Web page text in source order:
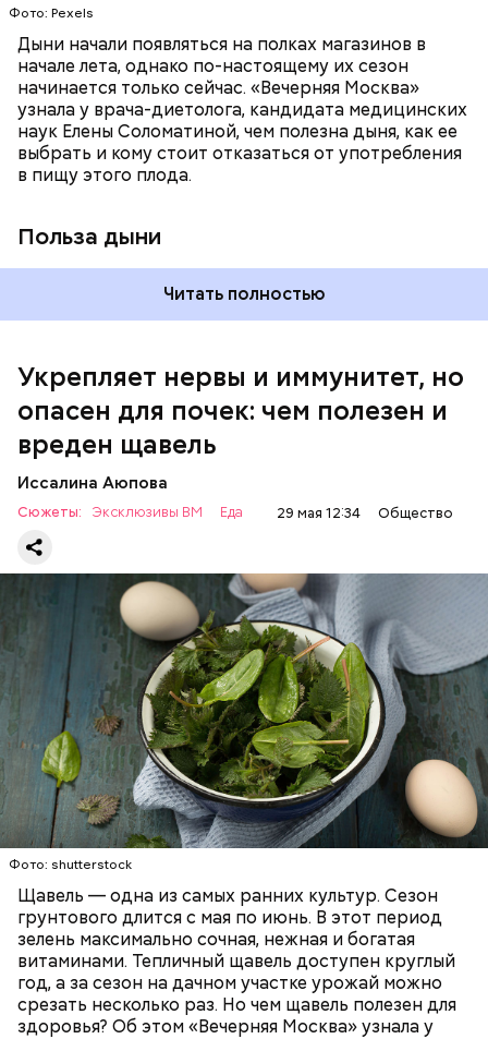
Фото: Pexels
Дыни начали появляться на полках магазинов в
начале лета, однако по-настоящему их сезон
начинается только сейчас. «Вечерняя Москва»
узнала у врача-диетолога, кандидата медицинских
наук Елены Соломатиной, чем полезна дыня, как ее
выбрать и кому стоит отказаться от употребления
в пищу этого плода.
Польза дыни
поддерживает сердечно-сосудистую
систему и предотвращает скачки давления;
магний — помогает калию и не дает сосудам
спазмироваться.
Читать полностью
Укрепляет нервы и иммунитет, но
опасен для почек: чем полезен и
вреден щавель
Иссалина Аюпова
Сюжеты: Эксклюзивы ВМ Еда 29 мая 12:34 Общество
Фото: shutterstock
Щавель — одна из самых ранних культур. Сезон
грунтового длится с мая по июнь. В этот период
зелень максимально сочная, нежная и богатая
витаминами. Тепличный щавель доступен круглый
год, а за сезон на дачном участке урожай можно
срезать несколько раз. Но чем щавель полезен для
здоровья? Об этом «Вечерняя Москва» узнала у
Опасность же щавеля состоит в том, что он
содержит большое количество щавелевой кислоты,
которая может способствовать образованию
— Если человек уже болеет мочекаменной
болезнью, щавель ему не рекомендуется. При
артрите, гастрите, холецистите, синдроме
раздраженного кишечника, язвах и панкреатите
продукт тоже лучше исключить из рациона, —
предупредила врач. — Он может привести к
повышению кислотности желудка и раздражать
слизистые оболочки.
По мнению специалиста, здоровому человеку
достаточно включать щавель в рацион несколько
раз в месяц. В небольших количествах в свежем
ЗДОРОВЬЕ ВРАЧИ
РАСТЕНИЯ
ПРОДУКТЫ